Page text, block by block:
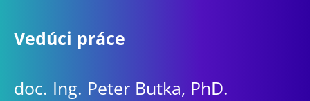
Vedúci práce
doc. Ing. Peter Butka, PhD.